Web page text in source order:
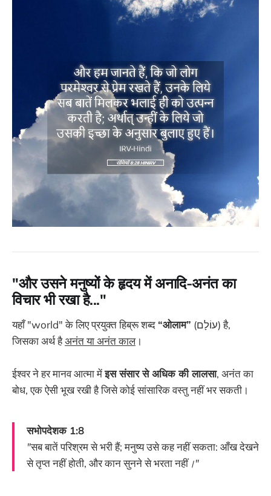
"और उसने मनुष्यों के हृदय में अनादि-अनंत का
विचार भी रखा है..."
यहाँ "world" के लिए प्रयुक्त हिब्रू शब्द “ओलाम” (עוֹלָם) है,
जिसका अर्थ हैअनंत या अनंत काल।
ईश्वर ने हर मानव आत्मा मेंइस संसार से अधिक की लालसा, अनंत का
बोध, एक ऐसी भूख रखी है जिसे कोई सांसारिक वस्तु नहीं भर सकती।
सभोपदेशक 1:8
"सब बातें परिश्रम से भरी हैं; मनुष्य उसे कह नहीं सकता: आँख देखने
से तृप्त नहीं होती, और कान सुनने से भरता नहीं।"